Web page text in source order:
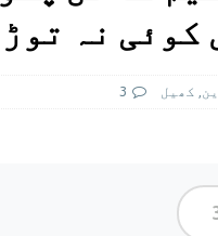
مطالبہ: غیر ملکی پروڈکشنز پر
, کھيل 3